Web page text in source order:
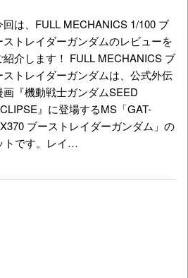
回は、FULL MECHANICS 1/100 ブ
ストレイダーガンダムのレビューを
紹介します！ FULL MECHANICS ブ
ストレイダーガンダムは、公式外伝
画『機動戦士ガンダムSEED
』に登場するMS「GAT-
ブーストレイダーガンダム」の
トです。レイ…